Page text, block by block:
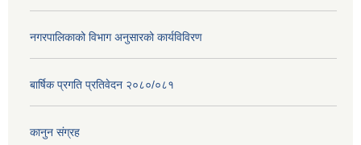
नगरपालिकाको विभाग अनुसारको कार्यविविरण
बार्षिक प्रगति प्रतिवेदन २०८०/०८१
कानुन संग्रह